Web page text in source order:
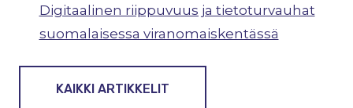
Digitaalinen riippuvuus ja tietoturvauhat
suomalaisessa viranomaiskentässä
KAIKKI ARTIKKELIT